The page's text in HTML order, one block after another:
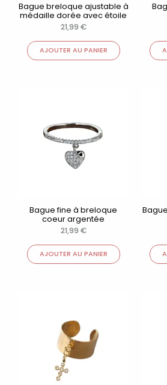
Bague breloque ajustable à
médaille dorée avec étoile
21,99 €
AJOUTER AU PANIER
Bague fine à breloque
coeur argentée
21,99 €
AJOUTER AU PANIER